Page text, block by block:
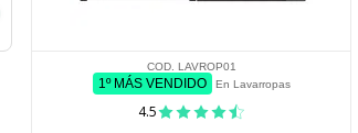
COD. LAVROP01
1º MÁS VENDIDO En Lavarropas
4.5